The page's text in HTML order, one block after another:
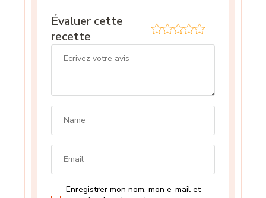
Évaluer cette
recette
Enregistrer mon nom, mon e-mail et